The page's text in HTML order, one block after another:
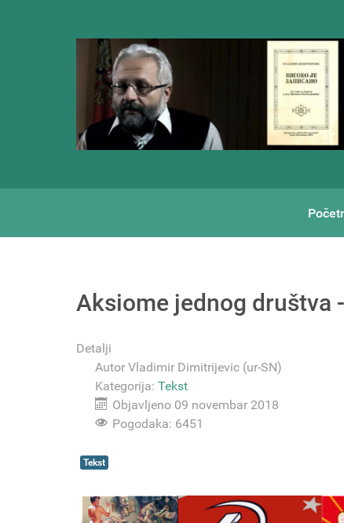
Aksiome jednog društva
Detalji
Autor Vladimir Dimitrijevic (ur-SN)
Kategorija: Tekst
Objavljeno 09 novembar 2018
Pogodaka: 6451
Tekst